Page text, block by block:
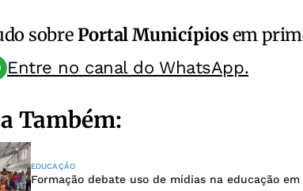
sobrePortal Municípiosem
Entre no canal do WhatsApp.
Também:
EDUCAÇÃO
Formação debate uso de mídias na educação em